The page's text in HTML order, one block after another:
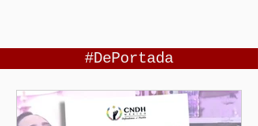
#DePortada